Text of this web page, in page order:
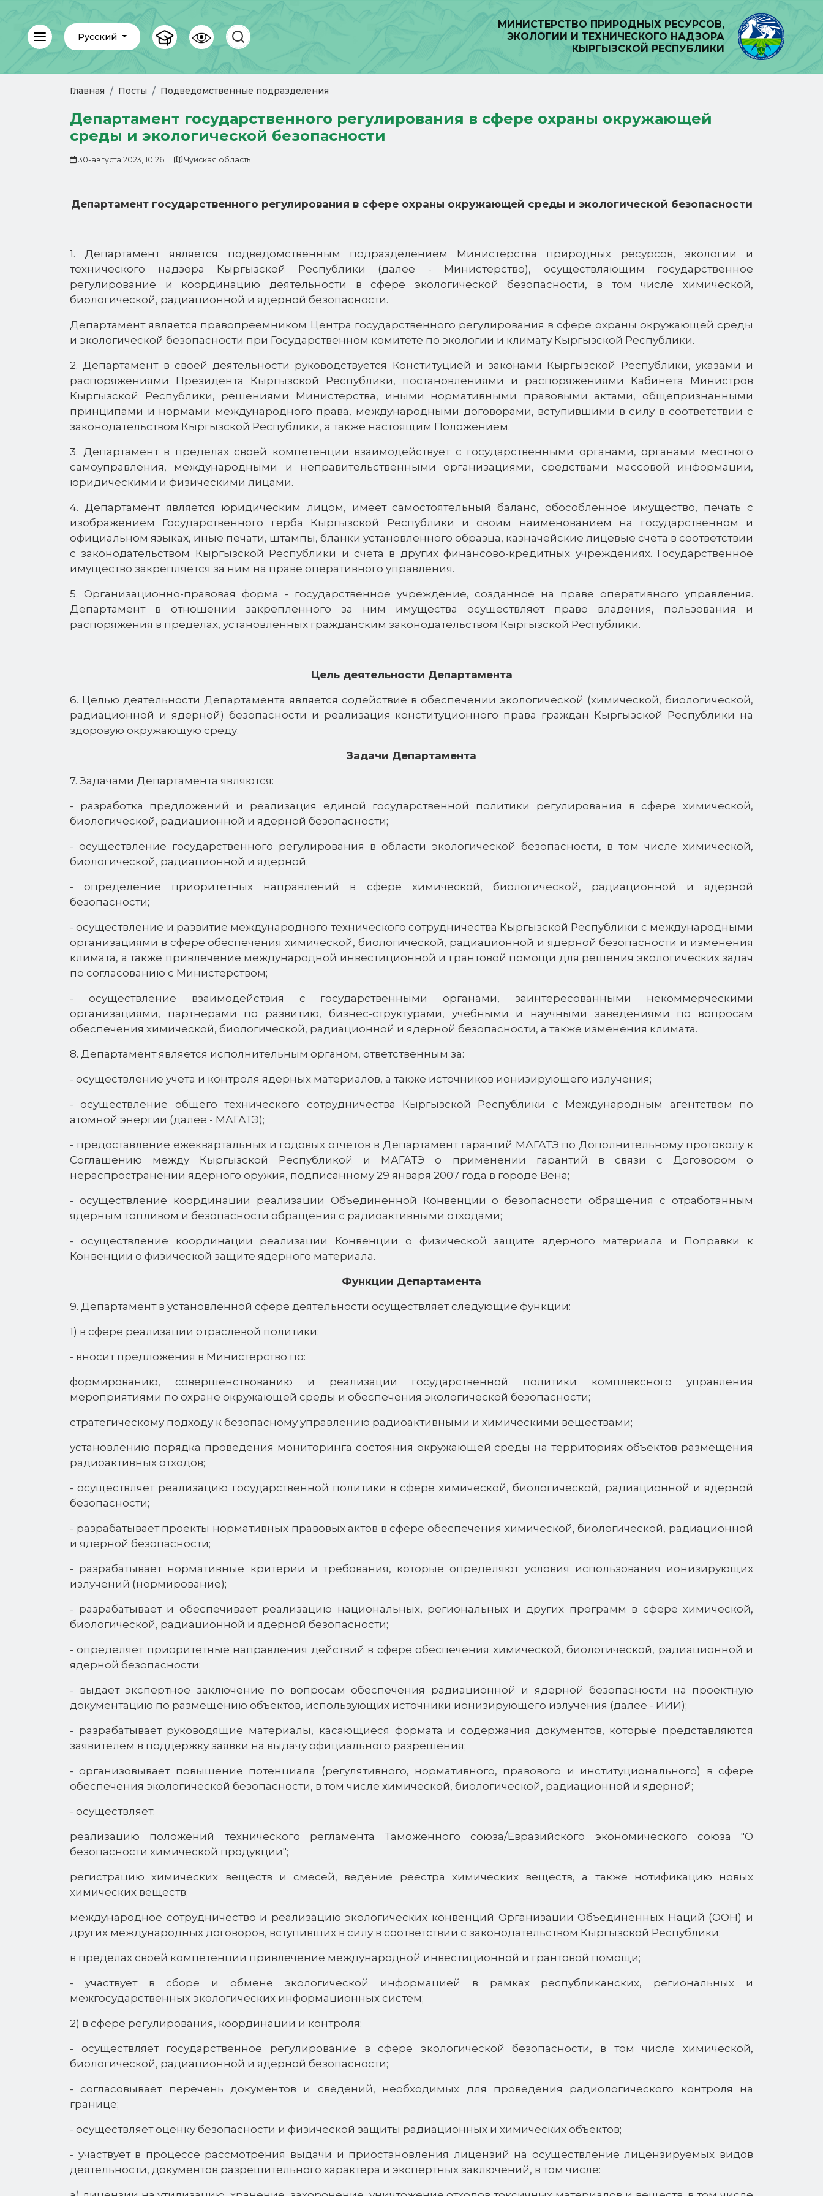
Русский
МИНИСТЕРСТВО ПРИРОДНЫХ РЕСУРСОВ,
ЭКОЛОГИИ И ТЕХНИЧЕСКОГО НАДЗОРА
КЫРГЫЗСКОЙ РЕСПУБЛИКИ
Главная Посты Подведомственные подразделения
Департамент государственного регулирования в сфере охраны окружающей
среды и экологической безопасности
30-августа 2023, 10:26 Чуйская область
Департамент государственного регулирования в сфере охраны окружающей среды и экологической безопасности
1. Департамент является подведомственным подразделением Министерства природных ресурсов, экологии и
технического надзора Кыргызской Республики (далее - Министерство), осуществляющим государственное
регулирование и координацию деятельности в сфере экологической безопасности, в том числе химической,
биологической, радиационной и ядерной безопасности.
Департамент является правопреемником Центра государственного регулирования в сфере охраны окружающей среды
и экологической безопасности при Государственном комитете по экологии и климату Кыргызской Республики.
2. Департамент в своей деятельности руководствуется Конституцией и законами Кыргызской Республики, указами и
распоряжениями Президента Кыргызской Республики, постановлениями и распоряжениями Кабинета Министров
Кыргызской Республики, решениями Министерства, иными нормативными правовыми актами, общепризнанными
принципами и нормами международного права, международными договорами, вступившими в силу в соответствии с
законодательством Кыргызской Республики, а также настоящим Положением.
3. Департамент в пределах своей компетенции взаимодействует с государственными органами, органами местного
самоуправления, международными и неправительственными организациями, средствами массовой информации,
юридическими и физическими лицами.
4. Департамент является юридическим лицом, имеет самостоятельный баланс, обособленное имущество, печать с
изображением Государственного герба Кыргызской Республики и своим наименованием на государственном и
официальном языках, иные печати, штампы, бланки установленного образца, казначейские лицевые счета в соответствии
с законодательством Кыргызской Республики и счета в других финансово-кредитных учреждениях. Государственное
имущество закрепляется за ним на праве оперативного управления.
5. Организационно-правовая форма - государственное учреждение, созданное на праве оперативного управления.
Департамент в отношении закрепленного за ним имущества осуществляет право владения, пользования и
распоряжения в пределах, установленных гражданским законодательством Кыргызской Республики.
Цель деятельности Департамента
6. Целью деятельности Департамента является содействие в обеспечении экологической (химической, биологической,
радиационной и ядерной) безопасности и реализация конституционного права граждан Кыргызской Республики на
здоровую окружающую среду.
Задачи Департамента
7. Задачами Департамента являются:
- разработка предложений и реализация единой государственной политики регулирования в сфере химической,
биологической, радиационной и ядерной безопасности;
- осуществление государственного регулирования в области экологической безопасности, в том числе химической,
биологической, радиационной и ядерной;
- определение приоритетных направлений в сфере химической, биологической, радиационной и ядерной
безопасности;
- осуществление и развитие международного технического сотрудничества Кыргызской Республики с международными
организациями в сфере обеспечения химической, биологической, радиационной и ядерной безопасности и изменения
климата, а также привлечение международной инвестиционной и грантовой помощи для решения экологических задач
по согласованию с Министерством;
- осуществление взаимодействия с государственными органами, заинтересованными некоммерческими
организациями, партнерами по развитию, бизнес-структурами, учебными и научными заведениями по вопросам
обеспечения химической, биологической, радиационной и ядерной безопасности, а также изменения климата.
8. Департамент является исполнительным органом, ответственным за:
- осуществление учета и контроля ядерных материалов, а также источников ионизирующего излучения;
- осуществление общего технического сотрудничества Кыргызской Республики с Международным агентством по
атомной энергии (далее - МАГАТЭ);
- предоставление ежеквартальных и годовых отчетов в Департамент гарантий МАГАТЭ по Дополнительному протоколу к
Соглашению между Кыргызской Республикой и МАГАТЭ о применении гарантий в связи с Договором о
нераспространении ядерного оружия, подписанному 29 января 2007 года в городе Вена;
- осуществление координации реализации Объединенной Конвенции о безопасности обращения с отработанным
ядерным топливом и безопасности обращения с радиоактивными отходами;
- осуществление координации реализации Конвенции о физической защите ядерного материала и Поправки к
Конвенции о физической защите ядерного материала.
Функции Департамента
9. Департамент в установленной сфере деятельности осуществляет следующие функции:
1) в сфере реализации отраслевой политики:
- вносит предложения в Министерство по:
формированию, совершенствованию и реализации государственной политики комплексного управления
мероприятиями по охране окружающей среды и обеспечения экологической безопасности;
стратегическому подходу к безопасному управлению радиоактивными и химическими веществами;
установлению порядка проведения мониторинга состояния окружающей среды на территориях объектов размещения
радиоактивных отходов;
- осуществляет реализацию государственной политики в сфере химической, биологической, радиационной и ядерной
безопасности;
- разрабатывает проекты нормативных правовых актов в сфере обеспечения химической, биологической, радиационной
и ядерной безопасности;
- разрабатывает нормативные критерии и требования, которые определяют условия использования ионизирующих
излучений (нормирование);
- разрабатывает и обеспечивает реализацию национальных, региональных и других программ в сфере химической,
биологической, радиационной и ядерной безопасности;
- определяет приоритетные направления действий в сфере обеспечения химической, биологической, радиационной и
ядерной безопасности;
- выдает экспертное заключение по вопросам обеспечения радиационной и ядерной безопасности на проектную
документацию по размещению объектов, использующих источники ионизирующего излучения (далее - ИИИ);
- разрабатывает руководящие материалы, касающиеся формата и содержания документов, которые представляются
заявителем в поддержку заявки на выдачу официального разрешения;
- организовывает повышение потенциала (регулятивного, нормативного, правового и институционального) в сфере
обеспечения экологической безопасности, в том числе химической, биологической, радиационной и ядерной;
- осуществляет:
реализацию положений технического регламента Таможенного союза/Евразийского экономического союза "О
безопасности химической продукции";
регистрацию химических веществ и смесей, ведение реестра химических веществ, а также нотификацию новых
химических веществ;
международное сотрудничество и реализацию экологических конвенций Организации Объединенных Наций (ООН) и
других международных договоров, вступивших в силу в соответствии с законодательством Кыргызской Республики;
в пределах своей компетенции привлечение международной инвестиционной и грантовой помощи;
- участвует в сборе и обмене экологической информацией в рамках республиканских, региональных и
межгосударственных экологических информационных систем;
2) в сфере регулирования, координации и контроля:
- осуществляет государственное регулирование в сфере экологической безопасности, в том числе химической,
биологической, радиационной и ядерной безопасности;
- согласовывает перечень документов и сведений, необходимых для проведения радиологического контроля на
границе;
- осуществляет оценку безопасности и физической защиты радиационных и химических объектов;
- участвует в процессе рассмотрения выдачи и приостановления лицензий на осуществление лицензируемых видов
деятельности, документов разрешительного характера и экспертных заключений, в том числе: